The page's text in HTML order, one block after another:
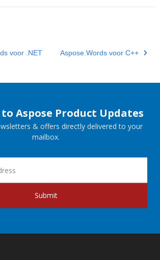
voor .NET Aspose.Words voor C++
Aspose Product Updates
& offers directly delivered to your
mailbox.
Submit